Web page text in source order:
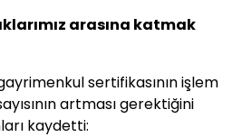
arasına katmak
sertifikasının işlem
artması gerektiğini
kaydetti: